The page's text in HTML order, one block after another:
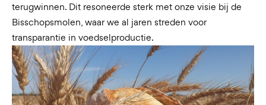
terugwinnen. Dit resoneerde sterk met onze visie bij de
Bisschopsmolen, waar we al jaren streden voor
transparantie in voedselproductie.